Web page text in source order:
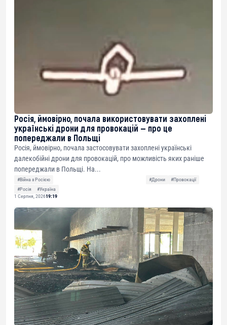
Росія, ймовірно, почала використовувати захоплені
українські дрони для провокацій — про це
попереджали в Польщі
Росія, ймовірно, почала застосовувати захоплені українські
далекобійні дрони для провокацій, про можливість яких раніше
попереджали в Польщі. На...
#Війна з Росією #Дрони
#Провокації
#Росія
#Україна
1 Серпня, 202619:19